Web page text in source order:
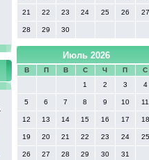
21 22 23 24 25 26 27
28 29 30
Июль 2026
В П В С Ч П
С
1
2 3 4
5 6 7 8 9 10 11
12 13 14 15 16 17 18
19 20 21 22 23 24 25
26 27 28 29 30 31